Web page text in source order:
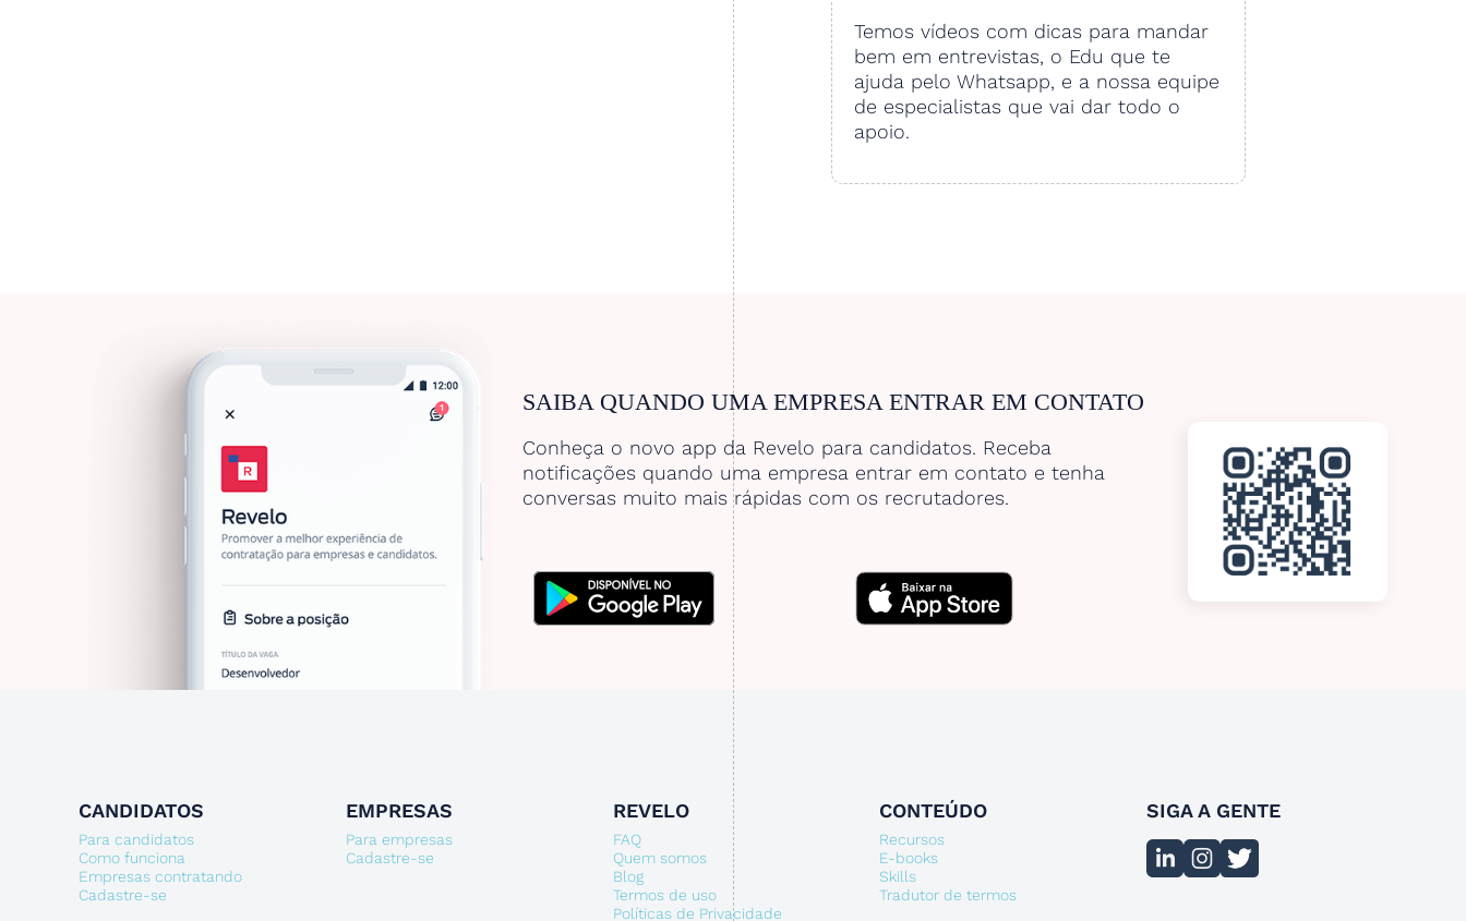
Temos vídeos com dicas para mandar
bem em entrevistas, o Edu que te
ajuda pelo Whatsapp, e a nossa equipe
de especialistas que vai dar todo o
apoio.
SAIBA QUANDO UMA EMPRESA ENTRAR EM CONTATO
Conheça o novo app da Revelo para candidatos. Receba
notificações quando uma empresa entrar em contato e tenha
conversas muito mais rápidas com os recrutadores.
CANDIDATOS
Para candidatos
Como funciona
Empresas contratando
Cadastre-se
EMPRESAS
Para empresas
Cadastre-se
REVELO
FAQ
Quem somos
Blog
Termos de uso
Políticas de Privacidade
CONTEÚDO
Recursos
E-books
Skills
Tradutor de termos
SIGA A GENTE